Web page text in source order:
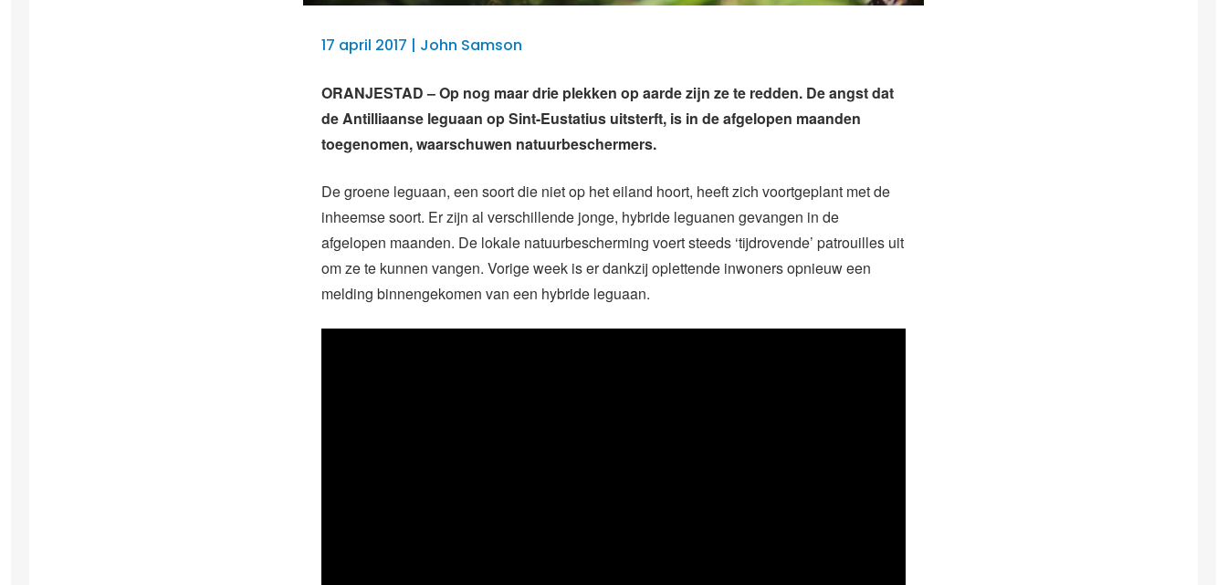
17 april 2017 | John Samson
ORANJESTAD – Op nog maar drie plekken op aarde zijn ze te redden. De angst dat
de Antilliaanse leguaan op Sint-Eustatius uitsterft, is in de afgelopen maanden
toegenomen, waarschuwen natuurbeschermers.
De groene leguaan, een soort die niet op het eiland hoort, heeft zich voortgeplant met de
inheemse soort. Er zijn al verschillende jonge, hybride leguanen gevangen in de
afgelopen maanden. De lokale natuurbescherming voert steeds ‘tijdrovende’ patrouilles uit
om ze te kunnen vangen. Vorige week is er dankzij oplettende inwoners opnieuw een
melding binnengekomen van een hybride leguaan.